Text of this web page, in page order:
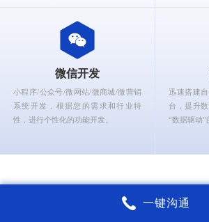
微信开发
小程序/公众号/微网站/微商城/微营销
系统开发，根据您的需求和行业特
性，进行个性化的功能开发。
迅速搭建
台，提升
“数据驱动”
锐智互动核心能力
一键沟通